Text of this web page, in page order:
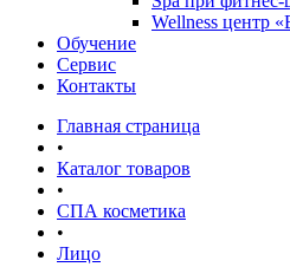
Wellness центр
Обучение
Сервис
Контакты
Главная страница
•
Каталог товаров
•
СПА косметика
•
Лицо